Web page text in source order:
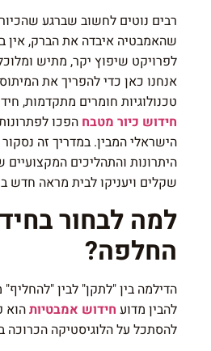
רבים נוטים לחשוב שברגע
שהאמבטיה איבדה את הברק, אין
לפרויקט שיפוץ יקר, מתיש
אנחנו כאן כדי להפריך את
טכנולוגיות חומרים מתקדמות,
חידוש כיור מטבחהפכו
הישראלי המבין. במדריך זה
היתרונות והתהליכים
שקלים ויעניקו לבית מראה חדש
למה לבחור
החלפה?
הדילמה בין "לתקן" לבין
להבין מדוע חידוש אמבטיותהוא
להסתכל על הלוגיסטיקה הכרוכה